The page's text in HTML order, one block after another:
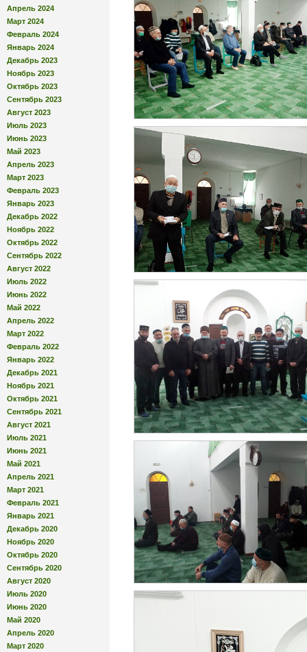
Апрель 2024
Март 2024
Февраль 2024
Январь 2024
Декабрь 2023
Ноябрь 2023
Октябрь 2023
Сентябрь 2023
Август 2023
Июль 2023
Июнь 2023
Май 2023
Апрель 2023
Март 2023
Февраль 2023
Январь 2023
Декабрь 2022
Ноябрь 2022
Октябрь 2022
Сентябрь 2022
Август 2022
Июль 2022
Июнь 2022
Май 2022
Апрель 2022
Март 2022
Февраль 2022
Январь 2022
Декабрь 2021
Ноябрь 2021
Октябрь 2021
Сентябрь 2021
Август 2021
Июль 2021
Июнь 2021
Май 2021
Апрель 2021
Март 2021
Февраль 2021
Январь 2021
Декабрь 2020
Ноябрь 2020
Октябрь 2020
Сентябрь 2020
Август 2020
Июль 2020
Июнь 2020
Май 2020
Апрель 2020
Март 2020